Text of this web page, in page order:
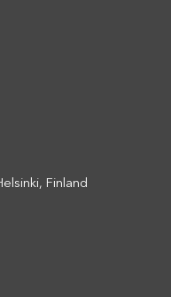
Finland